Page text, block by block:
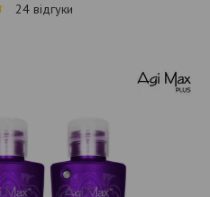
24 відгуки